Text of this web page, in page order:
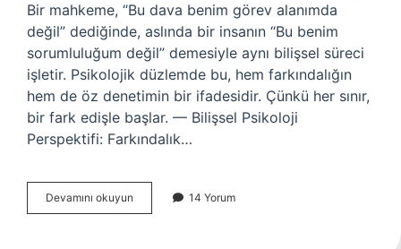
Bir mahkeme, “Bu dava benim görev alanımda
değil” dediğinde, aslında bir insanın “Bu benim
sorumluluğum değil” demesiyle aynı bilişsel süreci
işletir. Psikolojik düzlemde bu, hem farkındalığın
hem de öz denetimin bir ifadesidir. Çünkü her sınır,
bir fark edişle başlar. — Bilişsel Psikoloji
Perspektifi: Farkındalık…
Devamını okuyun Görevsizlik
itirazı
14 Yorum